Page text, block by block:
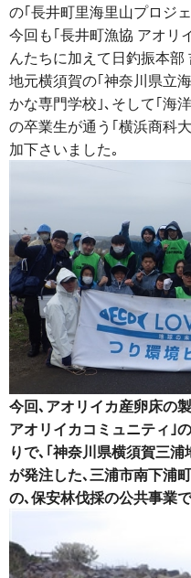
の｢長井町里海里山プロジ
今回も｢長井町漁協 アオリ
んたちに加えて日釣振本部
地元横須賀の｢神奈川県立
かな専門学校｣､そして｢海
の卒業生が通う｢横浜商科
加下さいました｡
今回､アオリイカ産卵床の
アオリイカコミュニティ｣
りで､｢神奈川県横須賀三
が発注した､三浦市南下浦
の､保安林伐採の公共事業